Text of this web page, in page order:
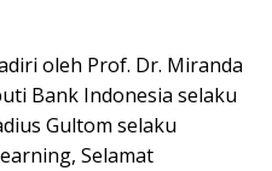
oleh Prof. Dr. Miranda
Bank Indonesia selaku
Gultom selaku
Selamat